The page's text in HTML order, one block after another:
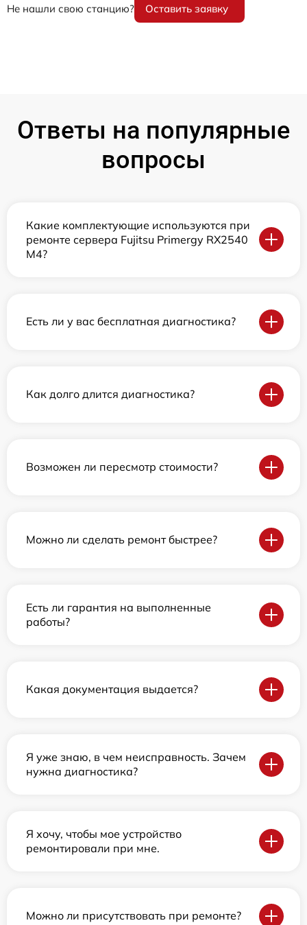
Не нашли свою станцию? Оставить заявку
Ответы на популярные
вопросы
Какие комплектующие используются при
ремонте сервера Fujitsu Primergy RX2540
M4?
Есть ли у вас бесплатная диагностика?
Как долго длится диагностика?
Возможен ли пересмотр стоимости?
Можно ли сделать ремонт быстрее?
Есть ли гарантия на выполненные
работы?
Какая документация выдается?
Я уже знаю, в чем неисправность. Зачем
нужна диагностика?
Я хочу, чтобы мое устройство
ремонтировали при мне.
Можно ли присутствовать при ремонте?